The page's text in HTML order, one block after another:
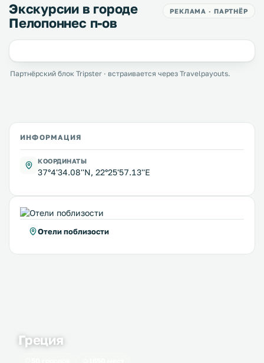
Экскурсии в городе
Пелопоннес п-ов
РЕКЛАМА · ПАРТНЁР
Партнёрский блок Tripster · встраивается через Travelpayouts.
ИНФОРМАЦИЯ
КООРДИНАТЫ
37°4'34.08''N, 22°25'57.13''E
Отели поблизости
Греция